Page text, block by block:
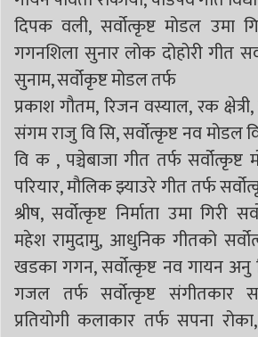
दिपक वली, सर्वोत्कृष्ट मोडल उमा
गगनशिला सुनार लोक दोहोरी गीत
सुनाम, सर्वोकृष्ट मोडल तर्फ
प्रकाश गौतम, रिजन वस्याल, रक
संगम राजु वि सि, सर्वोत्कृष्ट नव मोडल
वि क , पञ्चेबाजा गीत तर्फ सर्वोत्कृष्ट
परियार, मौलिक झ्याउरे गीत तर्फ
श्रीष, सर्वोत्कृष्ट निर्माता उमा गिरी
महेश रामुदामु, आधुनिक गीतको
खडका गगन, सर्वोत्कृष्ट नव गायन अनु
गजल तर्फ सर्वोत्कृष्ट संगीतकार
प्रतियोगी कलाकार तर्फ सपना रोका,